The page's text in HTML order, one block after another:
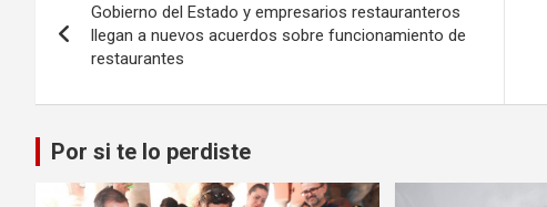
de
Gobierno del Estado y empresarios restauranteros
llegan a nuevos acuerdos sobre funcionamiento de
restaurantes
Por si te lo perdiste